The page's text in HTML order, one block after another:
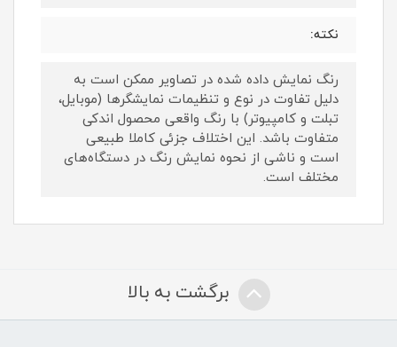
نکته:
رنگ نمایش داده‌ شده در تصاویر ممکن است به
دلیل تفاوت در نوع و تنظیمات نمایشگرها (موبایل،
تبلت و کامپیوتر) با رنگ واقعی محصول اندکی
متفاوت باشد. این اختلاف جزئی کاملا طبیعی
است و ناشی از نحوه نمایش رنگ در دستگاه‌های
مختلف است.
برگشت به بالا